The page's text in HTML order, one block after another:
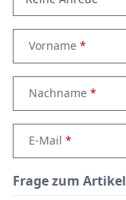
Vorname
Nachname
E-Mail
Frage zum Artikel